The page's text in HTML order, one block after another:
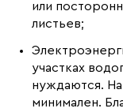
или
листьев;
участках
нуждаются. На
минимален.